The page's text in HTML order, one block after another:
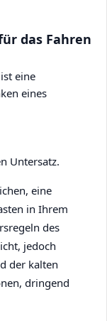
das Fahren
eine
eines
Untersatz.
eine
in Ihrem
des
jedoch
der kalten
dringend